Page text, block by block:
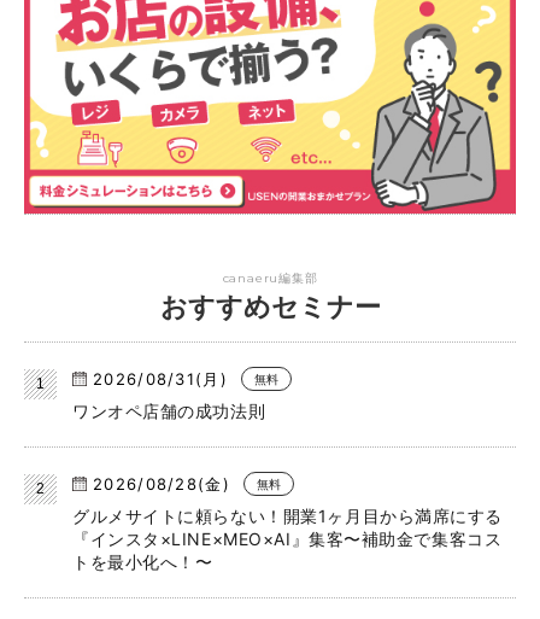
canaeru編集部
おすすめセミナー
2026/08/31(月) 無料
ワンオペ店舗の成功法則
2026/08/28(金) 無料
グルメサイトに頼らない！開業1ヶ月目から満席にする
『インスタ×LINE×MEO×AI』集客〜補助金で集客コス
トを最小化へ！〜